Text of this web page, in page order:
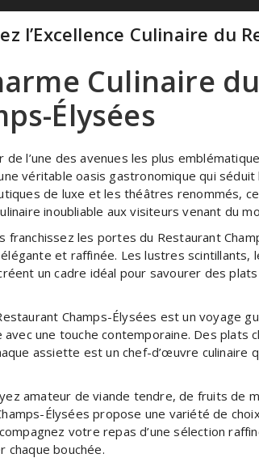
l’Excellence Culinaire du
Culinaire
Élysées
de l’une des avenues les plus
véritable oasis gastronomique qui
de luxe et les théâtres renommés,
inoubliable aux visiteurs venant du
franchissez les portes du Restaurant
et raffinée. Les lustres
un cadre idéal pour savourer des
Champs-Élysées est un voyage
une touche contemporaine. Des plats
assiette est un chef-d’œuvre culinaire
amateur de viande tendre, de fruits de
Élysées propose une variété de
votre repas d’une sélection
chaque bouchée.